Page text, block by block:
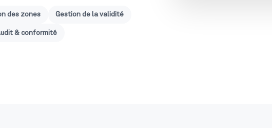
des zones Gestion de la validité
& conformité